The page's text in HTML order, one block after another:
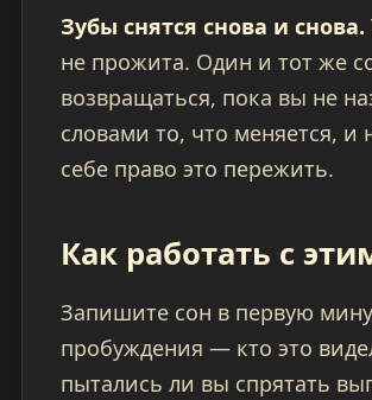
Зубы снятся снова и снова.
не прожита. Один и тот же
возвращаться, пока вы не
словами то, что меняется, и
себе право это пережить.
Как работать с
Запишите сон в первую
пробуждения — кто это
пытались ли вы спрятать